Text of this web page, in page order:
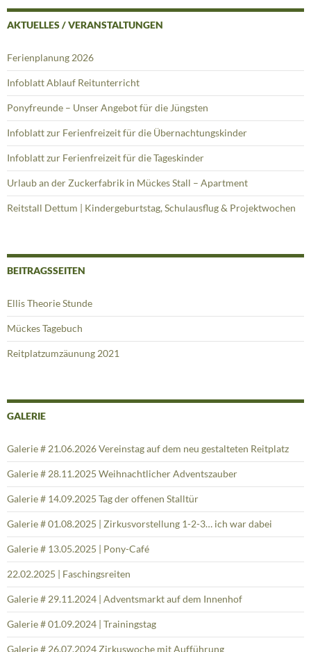
AKTUELLES / VERANSTALTUNGEN
Ferienplanung 2026
Infoblatt Ablauf Reitunterricht
Ponyfreunde – Unser Angebot für die Jüngsten
Infoblatt zur Ferienfreizeit für die Übernachtungskinder
Infoblatt zur Ferienfreizeit für die Tageskinder
Urlaub an der Zuckerfabrik in Mückes Stall – Apartment
Reitstall Dettum | Kindergeburtstag, Schulausflug & Projektwochen
BEITRAGSSEITEN
Ellis Theorie Stunde
Mückes Tagebuch
Reitplatzumzäunung 2021
GALERIE
Galerie # 21.06.2026 Vereinstag auf dem neu gestalteten Reitplatz
Galerie # 28.11.2025 Weihnachtlicher Adventszauber
Galerie # 14.09.2025 Tag der offenen Stalltür
Galerie # 01.08.2025 | Zirkusvorstellung 1-2-3… ich war dabei
Galerie # 13.05.2025 | Pony-Café
22.02.2025 | Faschingsreiten
Galerie # 29.11.2024 | Adventsmarkt auf dem Innenhof
Galerie # 01.09.2024 | Trainingstag
Galerie # 26.07.2024 Zirkuswoche mit Aufführung